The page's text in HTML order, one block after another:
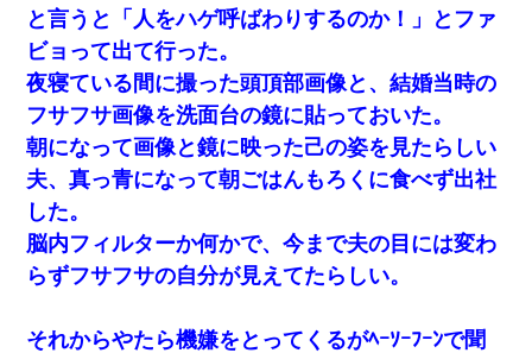
と言うと「人をハゲ呼ばわりするのか！」とファ
ビョって出て行った。
夜寝ている間に撮った頭頂部画像と、結婚当時の
フサフサ画像を洗面台の鏡に貼っておいた。
朝になって画像と鏡に映った己の姿を見たらしい
夫、真っ青になって朝ごはんもろくに食べず出社
した。
脳内フィルターか何かで、今まで夫の目には変わ
らずフサフサの自分が見えてたらしい。
それからやたら機嫌をとってくるがﾍｰｿｰﾌｰﾝで聞